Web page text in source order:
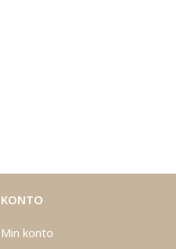
KONTO
Min konto